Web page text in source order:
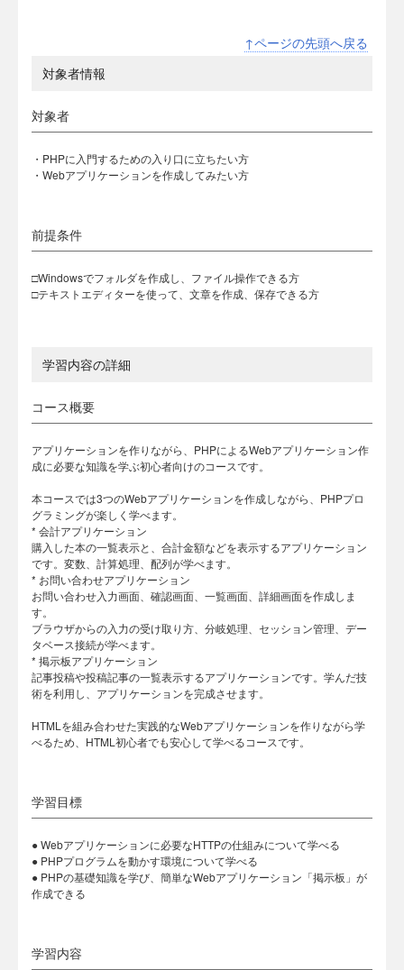
↑ページの先頭へ戻る
対象者情報
対象者
・PHPに入門するための入り口に立ちたい方
・Webアプリケーションを作成してみたい方
前提条件
□Windowsでフォルダを作成し、ファイル操作できる方
□テキストエディターを使って、文章を作成、保存できる方
学習内容の詳細
コース概要
アプリケーションを作りながら、PHPによるWebアプリケーション作
成に必要な知識を学ぶ初心者向けのコースです。
本コースでは3つのWebアプリケーションを作成しながら、PHPプロ
グラミングが楽しく学べます。
* 会計アプリケーション
購入した本の一覧表示と、合計金額などを表示するアプリケーション
です。変数、計算処理、配列が学べます。
* お問い合わせアプリケーション
お問い合わせ入力画面、確認画面、一覧画面、詳細画面を作成しま
す。
ブラウザからの入力の受け取り方、分岐処理、セッション管理、デー
タベース接続が学べます。
* 掲示板アプリケーション
記事投稿や投稿記事の一覧表示するアプリケーションです。学んだ技
術を利用し、アプリケーションを完成させます。
HTMLを組み合わせた実践的なWebアプリケーションを作りながら学
べるため、HTML初心者でも安心して学べるコースです。
学習目標
● Webアプリケーションに必要なHTTPの仕組みについて学べる
● PHPプログラムを動かす環境について学べる
● PHPの基礎知識を学び、簡単なWebアプリケーション「掲示板」が
作成できる
学習内容